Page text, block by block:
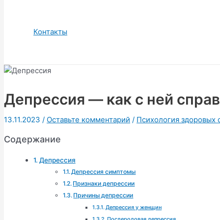
Контакты
Депрессия — как с ней
13.11.2023 / Оставьте комментарий / Психология здоровых
Содержание
Депрессия
Депрессия симптомы
Признаки депрессии
Причины депрессии
Депрессия у женщин